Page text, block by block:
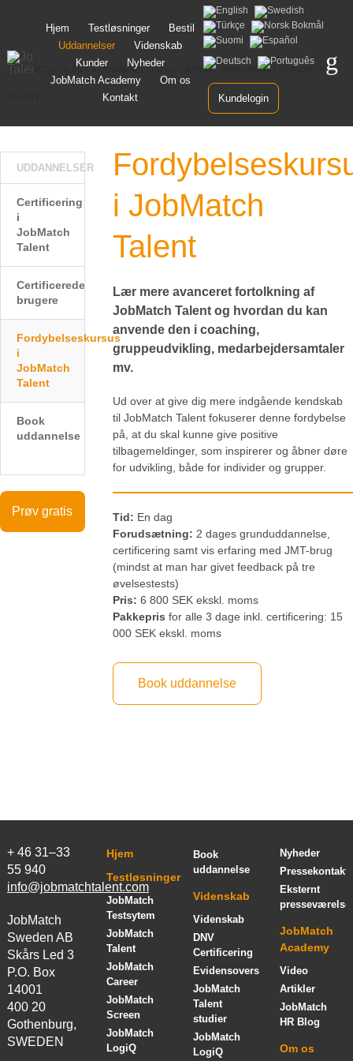
Spring
indhold
Hjem Testløsninger
Bestil
Uddannelser
Videnskab
Kunder
Nyheder
JobMatch Academy
Om os
Kontakt
Kundelogin
JOBMATCH TALENT>UDDANNELSER> FORDYBELSESKURSUS I JOBMATCH
i JobMatch
Talent
Lær mere avanceret fortolkning af
JobMatch Talent og hvordan du kan
anvende den i coaching,
gruppeudvikling, medarbejdersamtaler
mv.
Ud over at give dig mere indgående kendskab
til JobMatch Talent fokuserer denne fordybelse
på, at du skal kunne give positive
tilbagemeldinger, som inspirerer og åbner døre
for udvikling, både for individer og grupper.
Tid: En dag
Forudsætning: 2 dages grunduddannelse,
certificering samt vis erfaring med JMT-brug
(mindst at man har givet feedback på tre
øvelsestests)
Pris: 6 800 SEK ekskl. moms
Pakkepris for alle 3 dage inkl. certificering: 15
000 SEK ekskl. moms
Book uddannelse
UDDANNELSER
Certificering
i
JobMatch
Talent
Certificerede
brugere
Fordybelseskursus
i
JobMatch
Talent
Book
uddannelse
Prøv gratis
+ 46 31–33
55 940
info@jobmatchtalent.com
JobMatch
Sweden AB
Skårs Led 3
P.O. Box
14001
400 20
Gothenburg,
SWEDEN
Hjem
Testløsninger
JobMatch
Testsytem
JobMatch
Talent
JobMatch
Career
JobMatch
Screen
JobMatch
LogiQ
Book
uddannelse
Videnskab
Videnskab
DNV
Certificering
Evidensoversigt
JobMatch
Talent
studier
JobMatch
LogiQ
Nyheder
Pressekontakt
Eksternt
presseværelse
JobMatch
Academy
Video
Artikler
JobMatch
HR Blog
Om os